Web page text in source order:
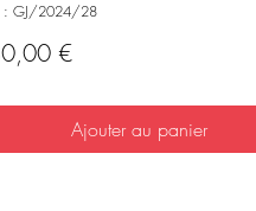
: GJ/2024/28
€Prix
Ajouter au panier